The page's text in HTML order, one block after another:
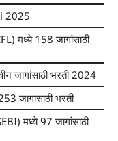
2025
मध्ये 158 जागांसाठी
जागांसाठी भरती 2024
जागांसाठी भरती
मध्ये 97 जागांसाठी